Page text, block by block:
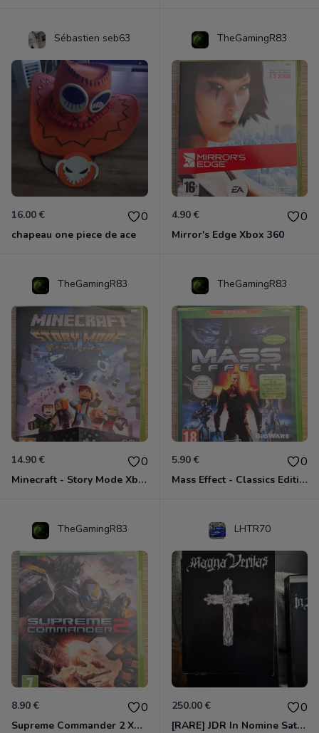
Sébastien seb63
16.00 € 0
chapeau one piece de ace
TheGamingR83
4.90 € 0
Mirror's Edge Xbox 360
TheGamingR83
14.90 € 0
Minecraft - Story Mode Xbox 360
TheGamingR83
5.90 € 0
Mass Effect - Classics Edition Xbox 360
TheGamingR83
8.90 € 0
Supreme Commander 2 Xbox 360
LHTR70
250.00 € 0
[RARE] JDR In Nomine Satanis / Magna Veritas – 1ère Édition BOÎTE (DOS BLANC, 1989) - CROC / Siroz